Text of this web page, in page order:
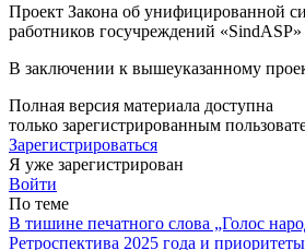
Проект Закона об унифицирован­ной
работни­ков госучреждений
В заключении к вышеуказанному
Полная версия материала доступна
только зарегистрированным
Зарегистрироваться
Я уже зарегистрирован
Войти
По теме
В тишине печатного слова „Голос
Ретроспектива 2025 года и